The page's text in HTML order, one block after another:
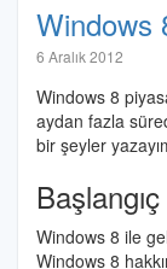
Windows
6 Aralık 2012
Windows 8
aydan fazla
bir şeyler
Windows 8 ile
Windows 8